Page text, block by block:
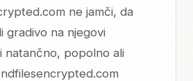
ne jamči, da
gradivo na njegovi
natančno, popolno ali